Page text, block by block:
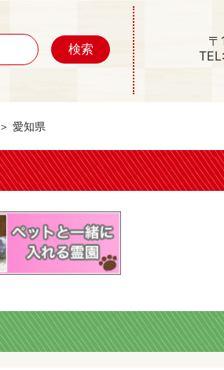
＞ 愛知県